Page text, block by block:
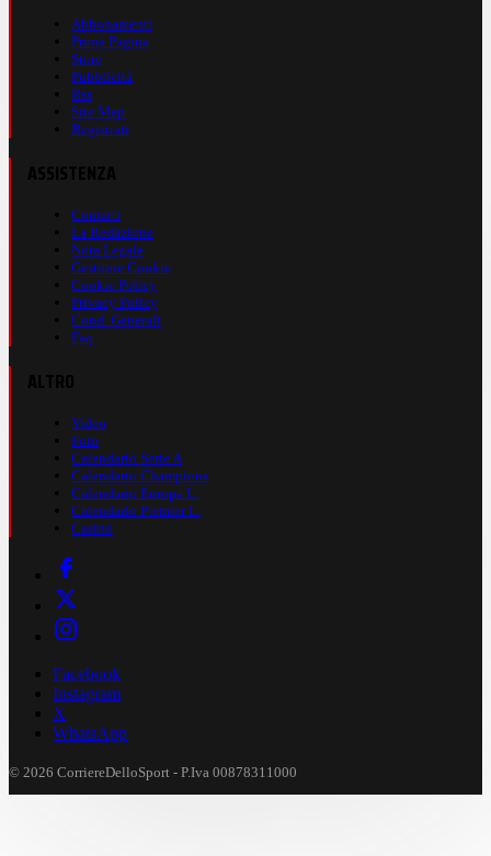
Abbonamenti
Prima Pagina
Store
Pubblicità
Rss
Site Map
Registrati
Contatti
La Redazione
Nota Legale
Gestione Cookie
Cookie Policy
Privacy Policy
Cond. Generali
Faq
Video
Foto
Calendario Serie A
Calendario Champions
Calendario Europa L.
Calendario Premier L.
Casinò
Facebook
Instagram
X
WhatsApp
© 2026 CorriereDelloSport - P.Iva 00878311000